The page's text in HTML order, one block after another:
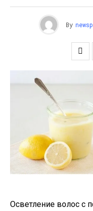
By
Осветление волос с